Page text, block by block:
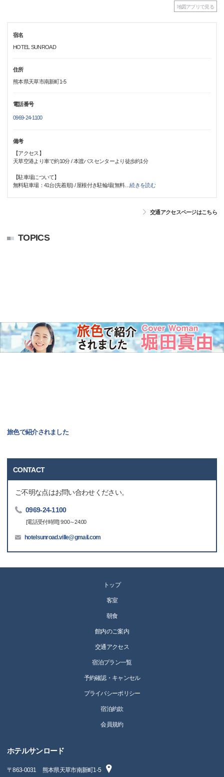
地図アプリで見る
宿名
HOTEL SUNROAD
住所
熊本県天草市南新町1-5
電話番号
0969-24-1100
備考
【アクセス】
天草空港より車で約10分 / 本渡バスセンターより徒歩約1分
【駐車場について】
無料駐車場：41台(先着順) / 屋根付き駐輪場(無料…続きを読む
交通アクセスページはこちら
TOPICS
旅色で紹介されました
CONTACT
ご不明な点はお問い合わせください。
0969-24-1100
[電話受付時間] 9:00～24:00
hotelsunroad.ville@gmail.com
トップ
客室
朝食
館内のご案内
交通アクセス
宿泊プラン一覧
予約確認・キャンセル
プライバシーポリシー
宿泊約款
会員規約
ホテルサンロード
〒863-0031 熊本県天草市南新町1-5